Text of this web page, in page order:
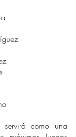
como una